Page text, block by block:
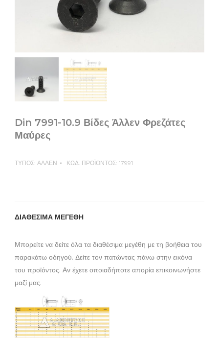
Din 7991-10.9 Βίδες Άλλεν Φρεζάτες
Μαύρες
ΤΥΠΟΣ: ΑΛΛΕΝ ΚΩΔ. ΠΡΟΪΟΝΤΟΣ: 17991
ΔΙΑΘΕΣΙΜΑ ΜΕΓΕΘΗ
Μπορείτε να δείτε όλα τα διαθέσιμα μεγέθη με τη βοήθεια του
παρακάτω οδηγού. Δείτε τον πατώντας πάνω στην εικόνα
του προϊόντος. Αν έχετε οποιαδήποτε απορία επικοινωνήστε
μαζί μας.